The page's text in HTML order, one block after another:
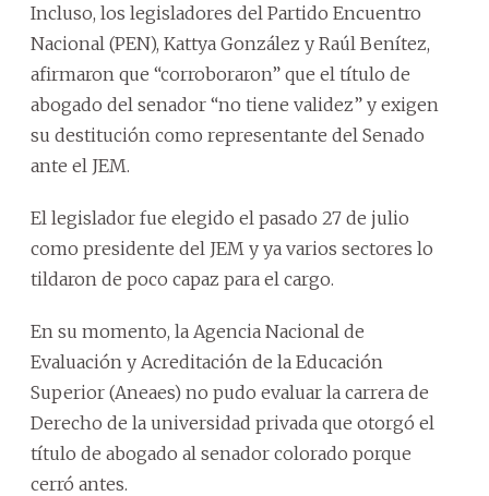
Incluso, los legisladores del Partido Encuentro
Nacional (PEN), Kattya González y Raúl Benítez,
afirmaron que “corroboraron” que el título de
abogado del senador “no tiene validez” y exigen
su destitución como representante del Senado
ante el JEM.
El legislador fue elegido el pasado 27 de julio
como presidente del JEM y ya varios sectores lo
tildaron de poco capaz para el cargo.
En su momento, la Agencia Nacional de
Evaluación y Acreditación de la Educación
Superior (Aneaes) no pudo evaluar la carrera de
Derecho de la universidad privada que otorgó el
título de abogado al senador colorado porque
cerró antes.